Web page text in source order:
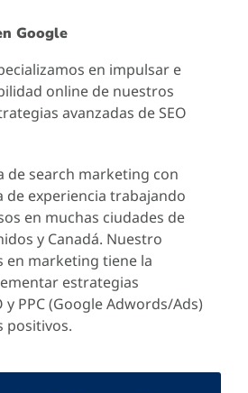
Google
en impulsar e
online de nuestros
avanzadas de SEO
de search marketing con
de experiencia trabajando
en muchas ciudades de
y Canadá. Nuestro
en marketing tiene la
estrategias
y PPC (Google Adwords/Ads)
positivos.